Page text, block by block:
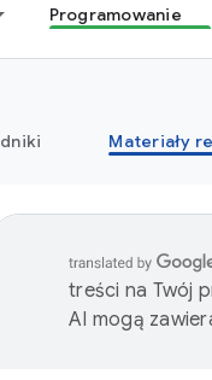
Programowanie
Materiały
treści na Twój
AI mogą